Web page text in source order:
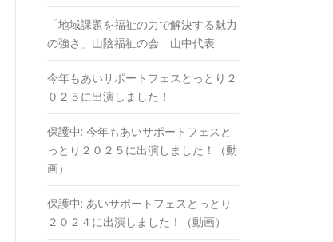
「地域課題を福祉の⼒で解決する魅⼒
の強さ」山陰福祉の会 山中代表
今年もあいサポートフェスとっとり２
０２５に出演しました！
保護中: 今年もあいサポートフェスと
っとり２０２５に出演しました！（動
画）
保護中: あいサポートフェスとっとり
２０２４に出演しました！（動画）